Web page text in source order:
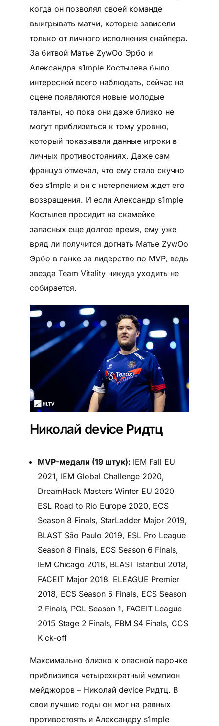
когда он позволял своей команде
выигрывать матчи, которые зависели
только от личного исполнения снайпера.
За битвой Матье ZywOo Эрбо и
Александра s1mple Костылева было
интересней всего наблюдать, сейчас на
сцене появляются новые молодые
таланты, но пока они даже близко не
могут приблизиться к тому уровню,
который показывали данные игроки в
личных противостояниях. Даже сам
француз отмечал, что ему стало скучно
без s1mple и он с нетерпением ждет его
возвращения. И если Александр s1mple
Костылев просидит на скамейке
запасных еще долгое время, ему уже
вряд ли получится догнать Матье ZywOo
Эрбо в гонке за лидерство по MVP, ведь
звезда Team Vitality никуда уходить не
собирается.
Николай device Ридтц
MVP-медали (19 штук): IEM Fall EU
2021, IEM Global Challenge 2020,
DreamHack Masters Winter EU 2020,
ESL Road to Rio Europe 2020, ECS
Season 8 Finals, StarLadder Major 2019,
BLAST São Paulo 2019, ESL Pro League
Season 8 Finals, ECS Season 6 Finals,
IEM Chicago 2018, BLAST Istanbul 2018,
FACEIT Major 2018, ELEAGUE Premier
2018, ECS Season 5 Finals, ECS Season
2 Finals, PGL Season 1, FACEIT League
2015 Stage 2 Finals, FBM S4 Finals, CCS
Kick-off
Максимально близко к опасной парочке
приблизился четырехкратный чемпион
мейджоров – Николай device Ридтц. В
свои лучшие годы он мог на равных
противостоять и Александру s1mple